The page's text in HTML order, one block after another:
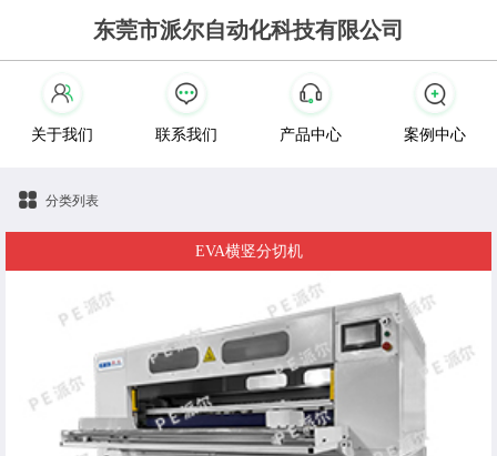
东莞市派尔自动化科技有限公司
关于我们 联系我们 产品中心 案例中心
分类列表
EVA横竖分切机